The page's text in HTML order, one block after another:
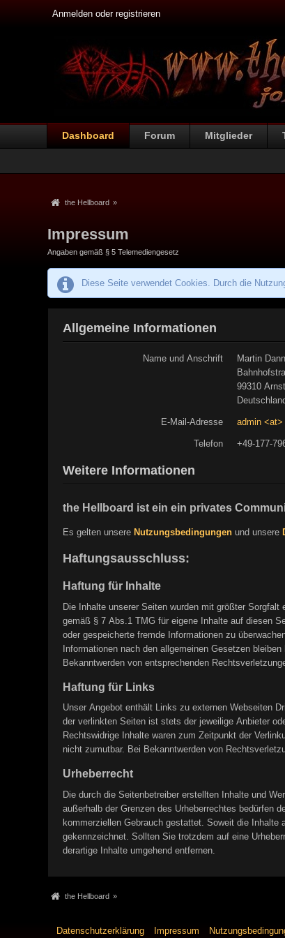
Anmelden oder registrieren
Dashboard Forum Mitglieder
the Hellboard »
Impressum
Angaben gemäß § 5 Telemediengesetz
Diese Seite verwendet Cookies. Durch die
Allgemeine Informationen
Name und Anschrift
Martin
99310
E-Mail-Adresse admin <at>
Telefon +49-177-
Weitere Informationen
the Hellboard ist ein ein privates
Es gelten unsere Nutzungsbedingungenund unsere
Haftungsausschluss:
Haftung für Inhalte
Die Inhalte unserer Seiten wurden mit größter
gemäß § 7 Abs.1 TMG für eigene Inhalte auf diesen
oder gespeicherte fremde Informationen zu
Informationen nach den allgemeinen Gesetzen
Bekanntwerden von entsprechenden
Haftung für Links
Unser Angebot enthält Links zu externen Webseiten
der verlinkten Seiten ist stets der jeweilige Anbieter
Rechtswidrige Inhalte waren zum Zeitpunkt der
nicht zumutbar. Bei Bekanntwerden von
Urheberrecht
Die durch die Seitenbetreiber erstellten Inhalte und
außerhalb der Grenzen des Urheberrechtes bedürfen
kommerziellen Gebrauch gestattet. Soweit die
gekennzeichnet. Sollten Sie trotzdem auf eine
derartige Inhalte umgehend entfernen.
the Hellboard »
Datenschutzerklärung Impressum